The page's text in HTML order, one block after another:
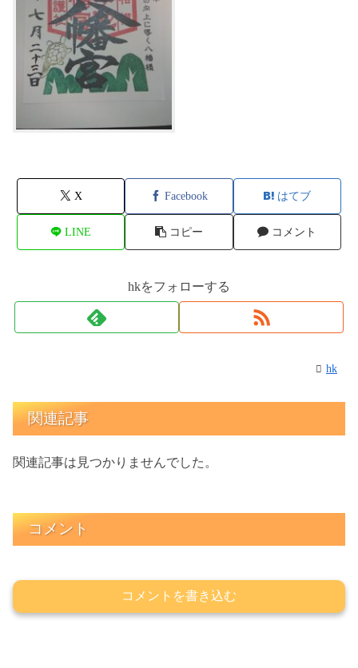
X Facebook はてブ
LINE コピー コメント
hkをフォローする
hk
関連記事
関連記事は見つかりませんでした。
コメント
コメントを書き込む